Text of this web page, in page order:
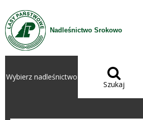
Przejdź do treści
Nadleśnictwo Srokowo
Wybierz nadleśnictwo 
Szukaj